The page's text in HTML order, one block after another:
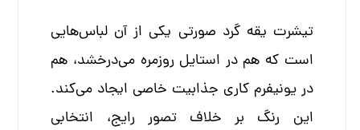
تیشرت یقه گرد صورتی یکی از آن لباس‌هایی
است که هم در استایل روزمره می‌درخشد، هم
در یونیفرم کاری جذابیت خاصی ایجاد می‌کند.
این رنگ بر خلاف تصور رایج، انتخابی